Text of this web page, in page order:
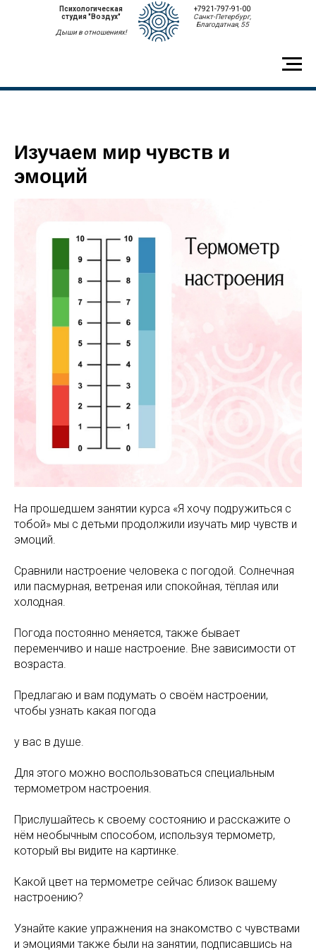
Психологическая
студия "Воздух"
Дыши в отношениях!
+7921-797-91-00
Санкт-Петербург,
Благодатная, 55
Изучаем мир чувств и
эмоций
На прошедшем занятии курса «Я хочу подружиться с
тобой» мы с детьми продолжили изучать мир чувств и
эмоций.
Сравнили настроение человека с погодой. Солнечная
или пасмурная, ветреная или спокойная, тёплая или
холодная.
Погода постоянно меняется, также бывает
переменчиво и наше настроение. Вне зависимости от
возраста.
Предлагаю и вам подумать о своём настроении,
чтобы узнать какая погода
у вас в душе.
Для этого можно воспользоваться специальным
термометром настроения.
Прислушайтесь к своему состоянию и расскажите о
нём необычным способом, используя термометр,
который вы видите на картинке.
Какой цвет на термометре сейчас близок вашему
настроению?
Узнайте какие упражнения на знакомство с чувствами
и эмоциями также были на занятии, подписавшись на